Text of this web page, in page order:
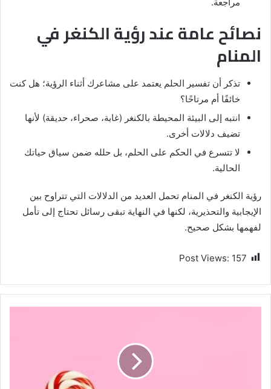
نصائح عامة عند رؤية الكنغر في
المنام
تذكر أن تفسير الحلم يعتمد على مشاعرك أثناء الرؤية؛ هل كنت
خائفًا أم مرتاحًا؟
انتبه إلى البيئة المحيطة بالكنغر (غابة، صحراء، حديقة) لأنها
تضيف دلالات أخرى.
لا تتسرع في الحكم على الحلم، بل حلله ضمن سياق حياتك
الحالية.
رؤية الكنغر في المنام تحمل العديد من الدلالات التي تتراوح بين
الإيجابية والتحذيرية، لكنها في النهاية تبقى رسائل تحتاج إلى تأمل
لفهمها بشكل صحيح.
Post Views: 157